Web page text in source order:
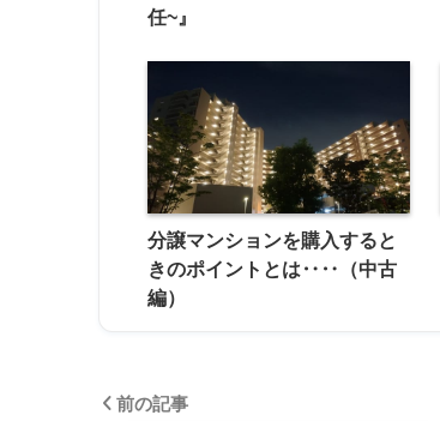
任~』
分譲マンションを購入すると
きのポイントとは‥‥（中古
編）
前の記事